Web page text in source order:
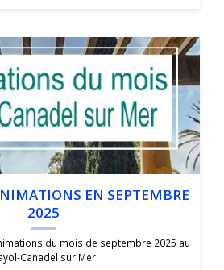
EN SEPTEMBRE
2025
du mois de septembre 2025 au
Canadel sur Mer